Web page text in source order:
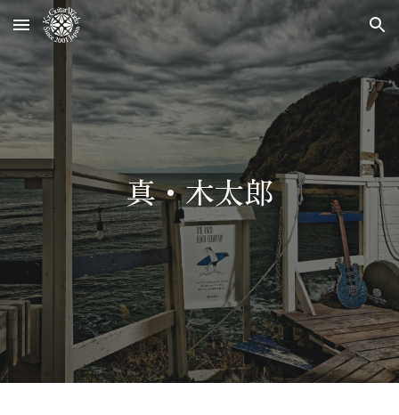
Skip to main content Skip to navigation
真・木太郎